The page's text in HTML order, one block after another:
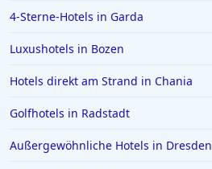
Hotels in Reichenau
Hotels auf Skiathos
Hotels in Celle
4-Sterne-Hotels in Garda
Luxushotels in Bozen
Hotels direkt am Strand in Chania
Golfhotels in Radstadt
Außergewöhnliche Hotels in Dresden